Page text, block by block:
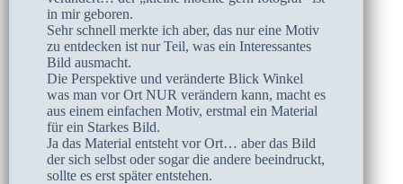
in mir geboren.
Sehr schnell merkte ich aber, das nur eine Motiv
zu entdecken ist nur Teil, was ein Interessantes
Bild ausmacht.
Die Perspektive und veränderte Blick Winkel
was man vor Ort NUR verändern kann, macht es
aus einem einfachen Motiv, erstmal ein Material
für ein Starkes Bild.
Ja das Material entsteht vor Ort… aber das Bild
der sich selbst oder sogar die andere beeindruckt,
sollte es erst später entstehen.